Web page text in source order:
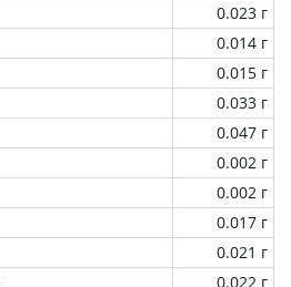
0.023 г
0.014 г
0.015 г
0.033 г
0.047 г
0.002 г
0.002 г
0.017 г
0.021 г
0.022 г